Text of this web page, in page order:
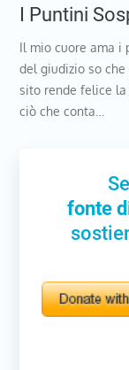
I Puntini
Il mio cuore ama i
del giudizio so
sito rende felice
ciò che conta…
fonte